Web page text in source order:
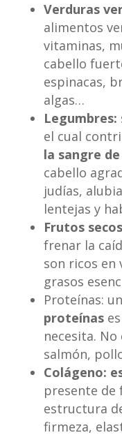
Verduras
alimentos
vitaminas,
cabello
espinacas,
algas…
Legumbres:
el cual
la sangre
cabello
judías,
lentejas y
Frutos
frenar la
son ricos en
grasos
Proteínas:
proteínases
necesita.
salmón,
Colágeno:
presente de
estructura
firmeza,